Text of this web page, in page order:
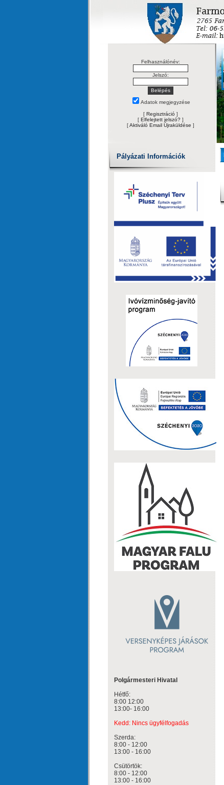
Felhasználónév:
Jelszó:
Adatok megjegyzése
[ Regisztráció ]
[ Elfelejtett jelszó? ]
[Aktiváló Email Újraküldése ]
Pályázati Információk
Polgármesteri Hivatal
Hétfő:
8:00 12:00
13:00- 16:00
Kedd: Nincs ügyfélfogadás
Szerda:
8:00 - 12:00
13:00 - 16:00
Csütörtök:
8:00 - 12:00
13:00 - 16:00